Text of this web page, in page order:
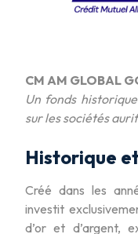
CM AM GLOBAL
Un fonds
sur les sociétés
Historique
Créé dans les
investit
d’or et d’argent,